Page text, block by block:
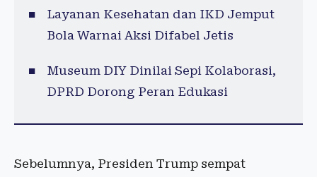
Layanan Kesehatan dan IKD Jemput
Bola Warnai Aksi Difabel Jetis
Museum DIY Dinilai Sepi Kolaborasi,
DPRD Dorong Peran Edukasi
Sebelumnya, Presiden Trump sempat